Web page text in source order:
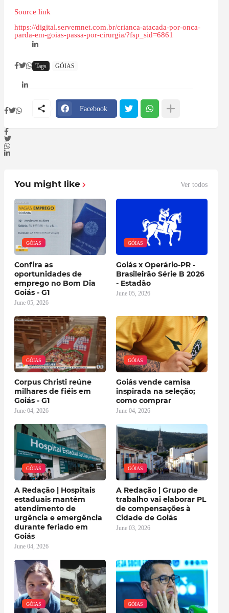
Source link
https://digital.servemnet.com.br/crianca-atacada-por-onca-
parda-em-goias-passa-por-cirurgia/?fsp_sid=6861
Tags GÓIAS
Facebook
You might like Ver todos
GÓIAS
Confira as
oportunidades de
emprego no Bom Dia
Goiás - G1
June 05, 2026
GÓIAS
Goiás x Operário-PR -
Brasileirão Série B 2026
- Estadão
June 05, 2026
GÓIAS
Corpus Christi reúne
milhares de fiéis em
Goiás - G1
June 04, 2026
GÓIAS
Goiás vende camisa
inspirada na seleção;
como comprar
June 04, 2026
GÓIAS
A Redação | Hospitais
estaduais mantêm
atendimento de
urgência e emergência
durante feriado em
Goiás
June 04, 2026
GÓIAS
A Redação | Grupo de
trabalho vai elaborar PL
de compensações à
Cidade de Goiás
June 03, 2026
GÓIAS GÓIAS